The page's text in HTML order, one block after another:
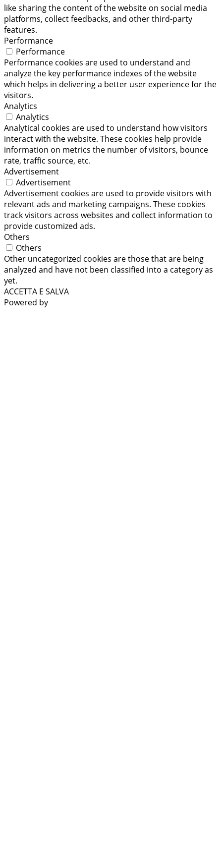
like sharing the content of the website on social media
platforms, collect feedbacks, and other third-party
features.
Performance
Performance
Performance cookies are used to understand and
analyze the key performance indexes of the website
which helps in delivering a better user experience for the
visitors.
Analytics
Analytics
Analytical cookies are used to understand how visitors
interact with the website. These cookies help provide
information on metrics the number of visitors, bounce
rate, traffic source, etc.
Advertisement
Advertisement
Advertisement cookies are used to provide visitors with
relevant ads and marketing campaigns. These cookies
track visitors across websites and collect information to
provide customized ads.
Others
Others
Other uncategorized cookies are those that are being
analyzed and have not been classified into a category as
yet.
ACCETTA E SALVA
Powered by